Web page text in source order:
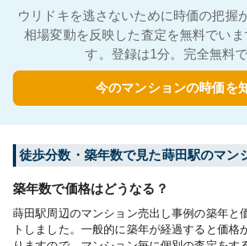
ウリドキを逃さないために時価の把握
相場変動を反映した査定を無料でいま
す。登録は1分。完全無料で
今のマンションの時価を
徒歩分数・築年数で見た蒔田駅のマン
築年数で価格はどうなる？
蒔田駅周辺のマンション売出し事例の築年と
トしました。一般的に築年が経過すると価格